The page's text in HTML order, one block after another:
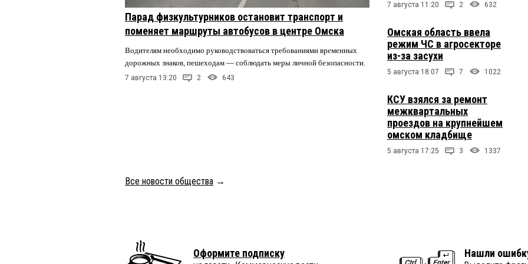
Парад физкультурников остановит транспорт и
поменяет маршруты автобусов в центре Омска
Водителям необходимо руководствоваться требованиями временных
дорожных знаков, пешеходам — соблюдать меры личной безопасности.
7 августа 13:20 2 643
7 августа 11:20 2 632
Омская область ввела
режим ЧС в агросекторе
из-за засухи
5 августа 18:07 7 1022
КСУ взялся за ремонт
межквартальных
проездов на крупнейшем
омском кладбище
5 августа 17:25 3 1337
Все новости общества →
Оформите подписку Нашли